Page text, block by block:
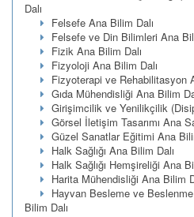
Dalı
Felsefe Ana Bilim Dalı
Felsefe ve Din Bilimleri Ana
Fizik Ana Bilim Dalı
Fizyoloji Ana Bilim Dalı
Fizyoterapi ve Rehabilitasyon
Gıda Mühendisliği Ana Bilim
Girişimcilik ve Yenilikçilik
Görsel İletişim Tasarımı Ana
Güzel Sanatlar Eğitimi Ana
Halk Sağlığı Ana Bilim Dalı
Halk Sağlığı Hemşireliği Ana
Harita Mühendisliği Ana Bilim
Hayvan Besleme ve
Bilim Dalı